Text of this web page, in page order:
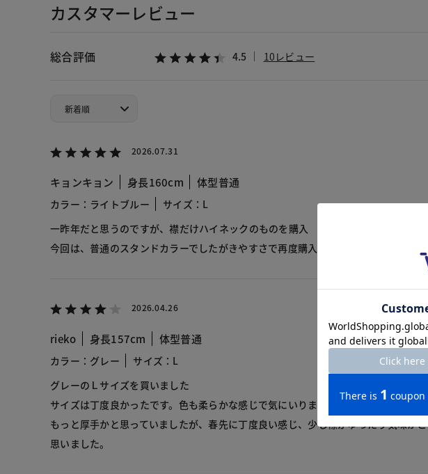
カスタマーレビュー
総合評価 4.5 10レビュー
2026.07.31
キョンキョン 身長160cm 体型普通
カラー：ライトブルー
サイズ：L
一昨年だと思うのですが、襟だけハイネックのものを購入
今回は、普通のスタンドカラーでしたがきやすさで再度購入しました。
2026.04.26
rieko 身長157cm 体型普通
カラー：グレー
サイズ：L
グレーのＬサイズを買いました
サイズは丁度良かったです。色も柔らかな感じで気にいりました。
もっと厚手かと思っていましたが、春先に丁度良い感じ、少し襟がゆったり気味かと
思いました。